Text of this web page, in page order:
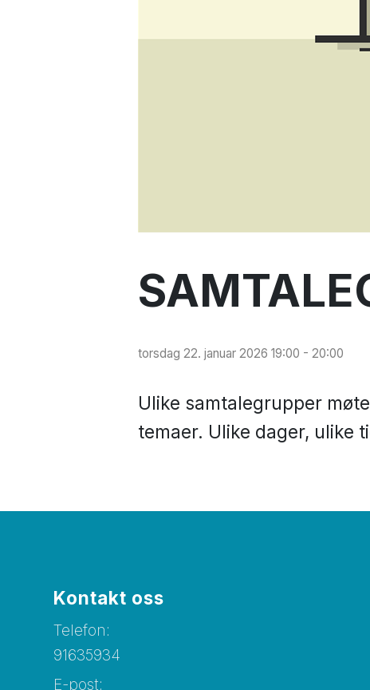
torsdag 22. januar 2026 19:00 - 20:00
Ulike samtalegrupper
temaer. Ulike dager, ulike
Kontakt oss
Telefon:
91635934
E-post: